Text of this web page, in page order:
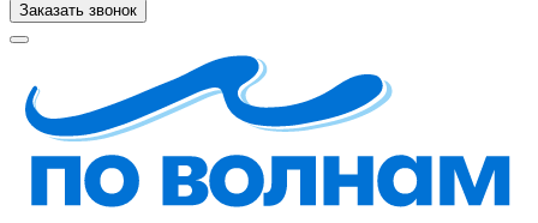
Заказать звонок